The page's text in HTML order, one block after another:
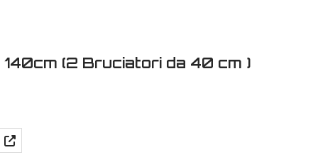
140cm (2 Bruciatori da 40 cm )